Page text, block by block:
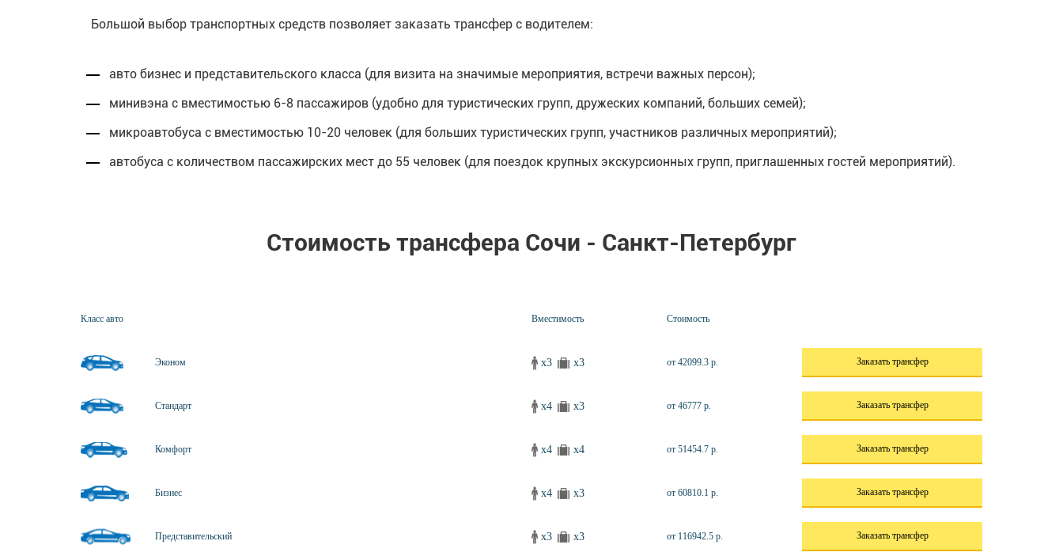
Большой выбор транспортных средств позволяет заказать трансфер с водителем:
авто бизнес и представительского класса (для визита на значимые мероприятия, встречи важных персон);
минивэна с вместимостью 6-8 пассажиров (удобно для туристических групп, дружеских компаний, больших семей);
микроавтобуса с вместимостью 10-20 человек (для больших туристических групп, участников различных мероприятий);
автобуса с количеством пассажирских мест до 55 человек (для поездок крупных экскурсионных групп, приглашенных гостей мероприятий).
Стоимость трансфера Сочи - Санкт-Петербург
Класс авто Вместимость Стоимость
Эконом x3 x3 от 42099.3 р. Заказать трансфер
Стандарт x4 x3 от 46777 р. Заказать трансфер
Комфорт x4 x4 от 51454.7 р. Заказать трансфер
Бизнес x4 x3 от 60810.1 р. Заказать трансфер
Представительский x3 x3 от 116942.5 р. Заказать трансфер